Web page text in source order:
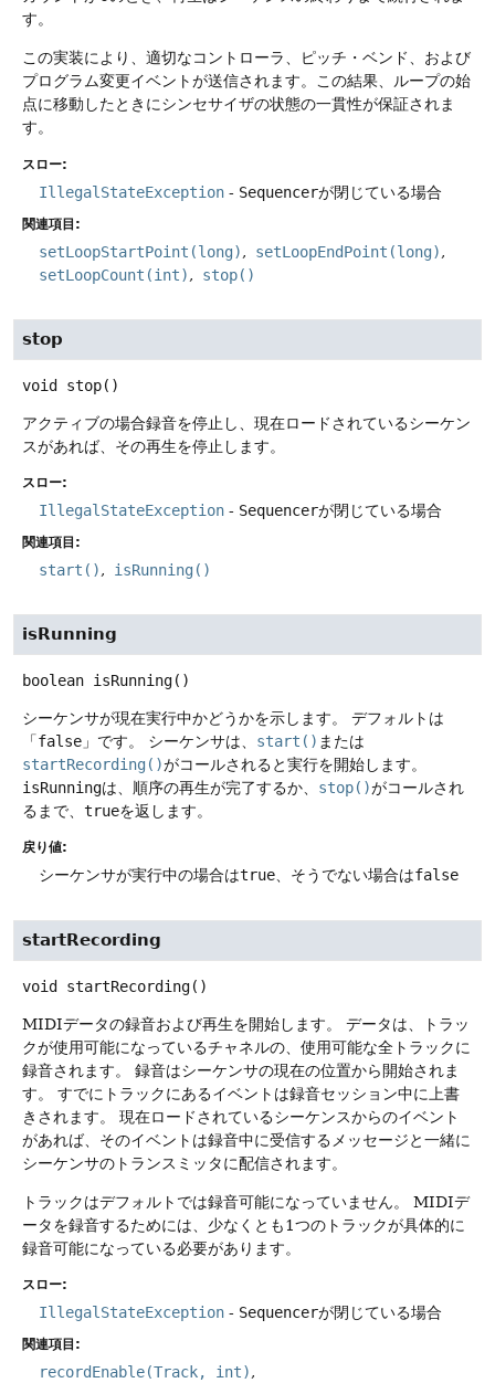
す。
この実装により、適切なコントローラ、ピッチ・ベンド、および
プログラム変更イベントが送信されます。この結果、ループの始
点に移動したときにシンセサイザの状態の一貫性が保証されま
す。
スロー:
IllegalStateException - Sequencerが閉じている場合
関連項目:
setLoopStartPoint(long)
setLoopEndPoint(long)
setLoopCount(int)
stop()
stop
void stop()
アクティブの場合録音を停止し、現在ロードされているシーケン
スがあれば、その再生を停止します。
スロー:
IllegalStateException - Sequencerが閉じている場合
関連項目:
start() isRunning()
isRunning
boolean isRunning()
シーケンサが現在実行中かどうかを示します。
デフォルトは
「false 」です。 シーケンサは、 start() または
startRecording()がコールされると実行を開始します。
isRunningは、順序の再生が完了するか、 stop()がコールされ
るまで、 trueを返します。
戻り値:
シーケンサが実行中の場合はtrue、そうでない場合はfalse
startRecording
void startRecording()
MIDIデータの録音および再生を開始します。
データは、トラッ
クが使用可能になっているチャネルの、使用可能な全トラックに
録音されます。
録音はシーケンサの現在の位置から開始されま
す。
すでにトラックにあるイベントは録音セッション中に上書
きされます。
現在ロードされているシーケンスからのイベント
があれば、そのイベントは録音中に受信するメッセージと一緒に
シーケンサのトランスミッタに配信されます。
トラックはデフォルトでは録音可能になっていません。
MIDIデ
ータを録音するためには、少なくとも1つのトラックが具体的に
録音可能になっている必要があります。
スロー:
IllegalStateException - Sequencerが閉じている場合
関連項目:
recordEnable(Track, int)